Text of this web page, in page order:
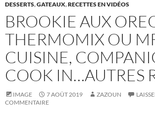
DESSERTS,GATEAUX,RECETTES EN VIDÉOS
BROOKIE AUX
THERMOMIX OU
CUISINE,
COOK IN…AUTRES
IMAGE 7 AOÛT 2019 ZAZOUN
COMMENTAIRE